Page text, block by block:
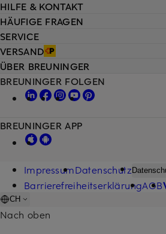
HILFE & KONTAKT
HÄUFIGE FRAGEN
SERVICE
VERSAND
ÜBER BREUNINGER
BREUNINGER FOLGEN
BREUNINGER APP
ImpressumDatenschutz
BarrierefreiheitserklärungAGB
CH
Nach oben